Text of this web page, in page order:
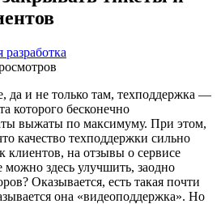
да и не только там, техподдержка —
которого бесконечно
выжаты по максимуму. При этом,
качество техподдержки сильно
клиентов, на отзывы о сервисе
здесь улучшить, заодно
Оказывается, есть такая почти
она «видеоподдержка». Но